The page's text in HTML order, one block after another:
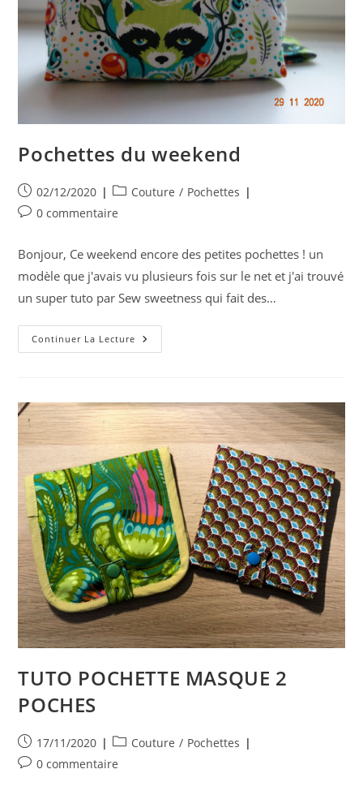
Pochettes du weekend
Publication
publiée :
02/12/2020
Post
category:
Couture / Pochettes
Commentaires
la
publication :
0 commentaire
Bonjour, Ce weekend encore des petites pochettes ! un
modèle que j'avais vu plusieurs fois sur le net et j'ai trouvé
un super tuto par Sew sweetness qui fait des…
Continuer La Lecture Pochettes
Du
TUTO POCHETTE MASQUE 2
POCHES
Publication
publiée :
17/11/2020
Post
category:
Couture / Pochettes
Commentaires
0 commentaire